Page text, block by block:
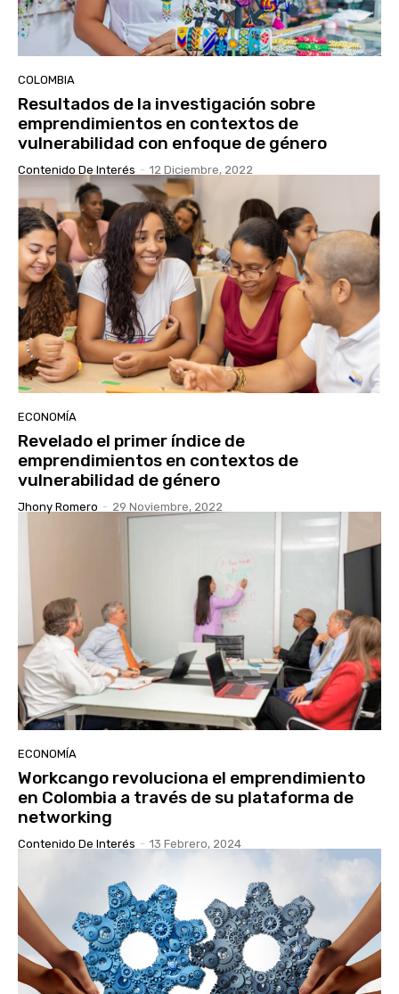
COLOMBIA
Resultados de la investigación sobre
emprendimientos en contextos de
vulnerabilidad con enfoque de género
Contenido De Interés - 12 Diciembre, 2022
ECONOMÍA
Revelado el primer índice de
emprendimientos en contextos de
vulnerabilidad de género
Jhony Romero - 29 Noviembre, 2022
ECONOMÍA
Workcango revoluciona el emprendimiento
en Colombia a través de su plataforma de
networking
Contenido De Interés - 13 Febrero, 2024